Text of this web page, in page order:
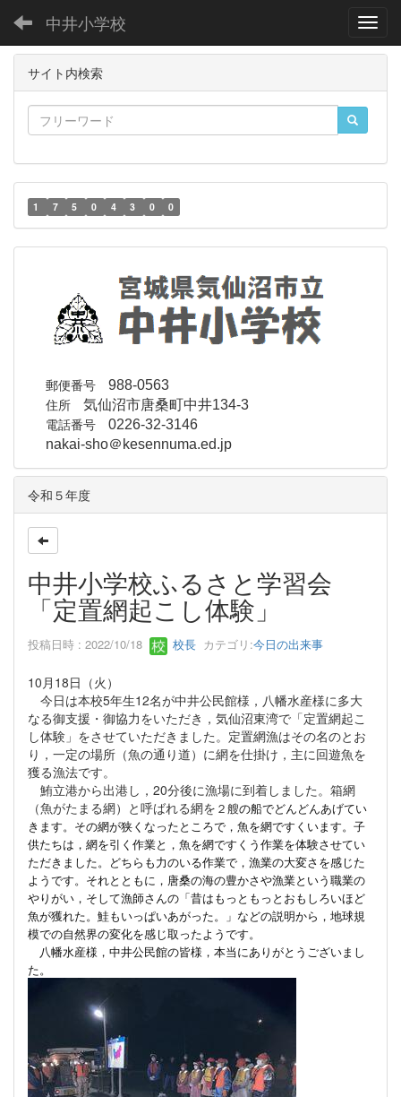
中井小学校
サイト内検索
1 7 5 0 4 3 0 0
郵便番号 988-0563
住所 気仙沼市唐桑町中井134-3
電話番号 0226-32-3146
nakai-sho＠kesennuma.ed.jp
令和５年度
中井小学校ふるさと学習会
「定置網起こし体験」
投稿日時 : 2022/10/18 校長 カテゴリ:今日の出来事
10月18日（火）
今日は本校5年生12名が中井公民館様，八幡水産様に多大
なる御支援・御協力をいただき，気仙沼東湾で「定置網起こ
し体験」をさせていただきました。定置網漁はその名のとお
り，一定の場所（魚の通り道）に網を仕掛け，主に回遊魚を
獲る漁法です。
鮪立港から出港し，20分後に漁場に到着しました。箱網
（魚がたまる網）と呼ばれる網を ２艘の船でどんどんあげてい
きます。その網が狭くなったところで，魚を網ですくいます。子
供たちは，網を引く作業と，魚を網ですくう作業を体験させてい
ただきました。どちらも力のいる作業で，漁業の大変さを感じた
ようです。それとともに，唐桑の海の豊かさや漁業という職業の
やりがい，そして漁師さんの「昔はもっともっとおもしろいほど
魚が獲れた。鮭もいっぱいあがった。」などの説明から，地球規
模での自然界の変化を感じ取ったようです。
八幡水産様，中井公民館の皆様，本当にありがとうございまし
た。